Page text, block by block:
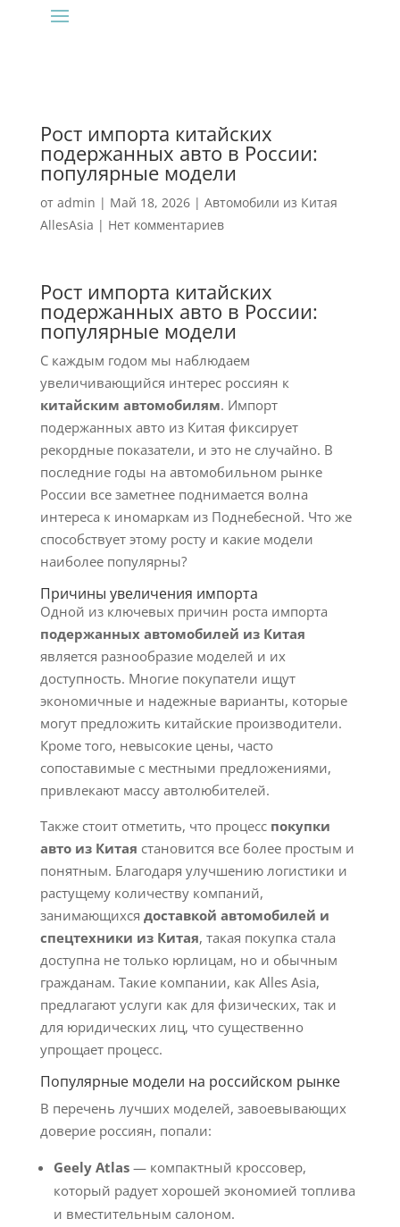
Рост импорта китайских
подержанных авто в России:
популярные модели
от admin | Май 18, 2026| Автомобили из Китая
AllesAsia | Нет комментариев
Рост импорта китайских
подержанных авто в России:
популярные модели
С каждым годом мы наблюдаем
увеличивающийся интерес россиян к
китайским автомобилям. Импорт
подержанных авто из Китая фиксирует
рекордные показатели, и это не случайно. В
последние годы на автомобильном рынке
России все заметнее поднимается волна
интереса к иномаркам из Поднебесной. Что же
способствует этому росту и какие модели
наиболее популярны?
Причины увеличения импорта
Одной из ключевых причин роста импорта
подержанных автомобилей из Китая
является разнообразие моделей и их
доступность. Многие покупатели ищут
экономичные и надежные варианты, которые
могут предложить китайские производители.
Кроме того, невысокие цены, часто
сопоставимые с местными предложениями,
привлекают массу автолюбителей.
Также стоит отметить, что процесс покупки
авто из Китая становится все более простым и
понятным. Благодаря улучшению логистики и
растущему количеству компаний,
занимающихся доставкой автомобилей и
спецтехники из Китая, такая покупка стала
доступна не только юрлицам, но и обычным
гражданам. Такие компании, как Alles Asia,
предлагают услуги как для физических, так и
для юридических лиц, что существенно
упрощает процесс.
Популярные модели на российском рынке
В перечень лучших моделей, завоевывающих
доверие россиян, попали:
Geely Atlas— компактный кроссовер,
который радует хорошей экономией топлива
и вместительным салоном.